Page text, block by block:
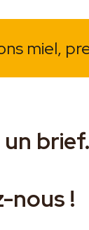
prenez
nous !